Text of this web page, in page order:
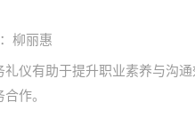
柳丽惠
礼仪有助于提升职业素养与沟
作。